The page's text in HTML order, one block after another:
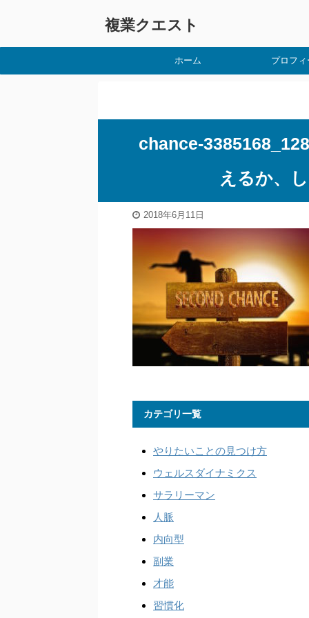
複業クエスト
ホーム プロフィ
chance-
えるか、
2018年6月11日
カテゴリ一覧
やりたいことの見つけ方
ウェルスダイナミクス
サラリーマン
人脈
内向型
副業
才能
習慣化